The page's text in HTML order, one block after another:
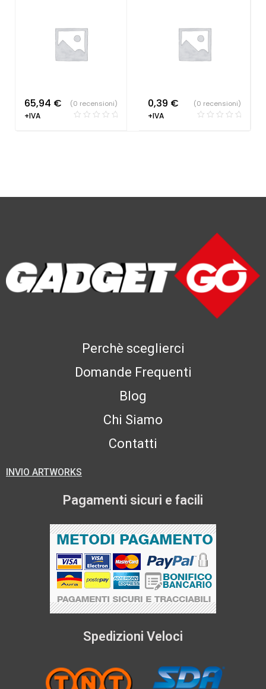
65,94 €
+IVA
(0 recensioni) 0,39 €
+IVA
(0 recensioni)
Perchè sceglierci
Domande Frequenti
Blog
Chi Siamo
Contatti
INVIO ARTWORKS
Pagamenti sicuri e facili
Spedizioni Veloci